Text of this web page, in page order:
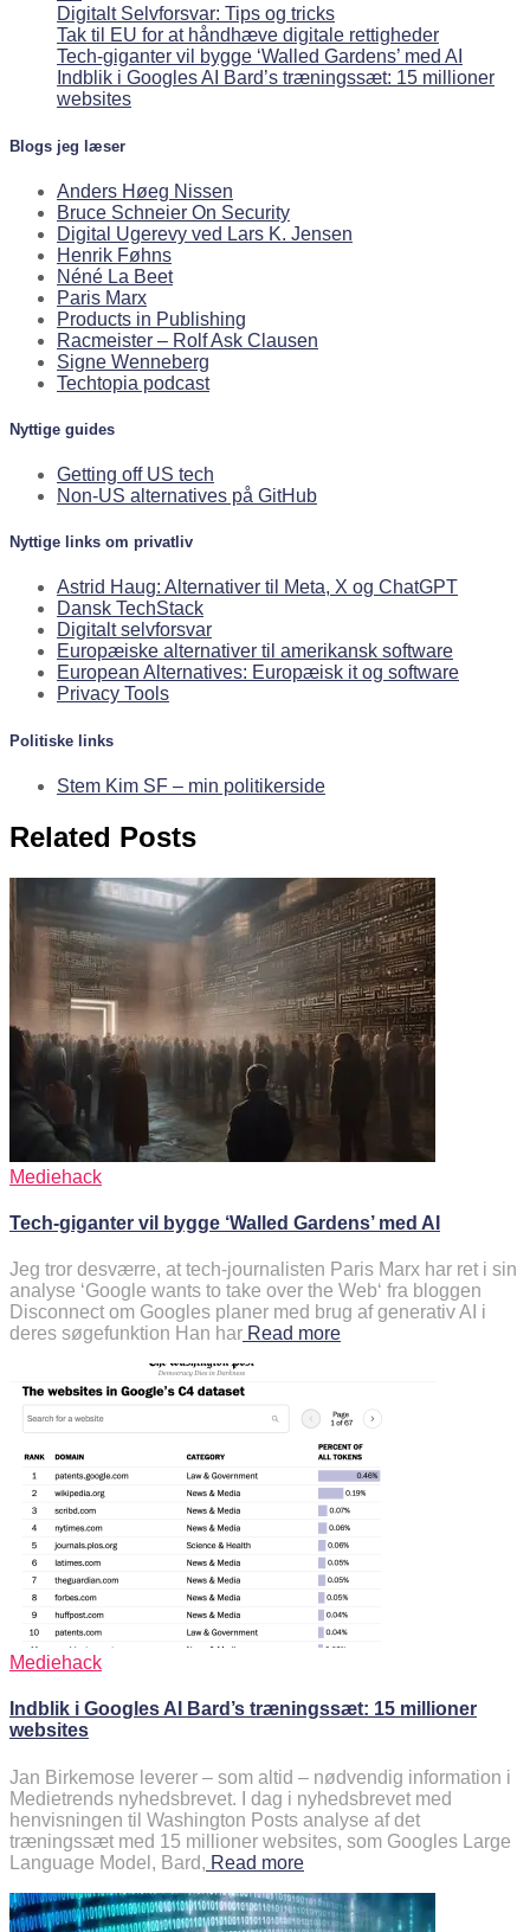
Digitalt Selvforsvar: Tips og tricks
Tak til EU for at håndhæve digitale rettigheder
Tech-giganter vil bygge ‘Walled Gardens’ med AI
Indblik i Googles AI Bard’s træningssæt: 15 millioner
websites
Blogs jeg læser
Anders Høeg Nissen
Bruce Schneier On Security
Digital Ugerevy ved Lars K. Jensen
Henrik Føhns
Néné La Beet
Paris Marx
Products in Publishing
Racmeister – Rolf Ask Clausen
Signe Wenneberg
Techtopia podcast
Nyttige guides
Getting off US tech
Non-US alternatives på GitHub
Nyttige links om privatliv
Astrid Haug: Alternativer til Meta, X og ChatGPT
Dansk TechStack
Digitalt selvforsvar
Europæiske alternativer til amerikansk software
European Alternatives: Europæisk it og software
Privacy Tools
Politiske links
Stem Kim SF – min politikerside
Related Posts
Mediehack
Tech-giganter vil bygge ‘Walled Gardens’ med AI
Jeg tror desværre, at tech-journalisten Paris Marx har ret i sin
analyse ‘Google wants to take over the Web‘ fra bloggen
Disconnect om Googles planer med brug af generativ AI i
deres søgefunktion Han har Read more
Mediehack
Indblik i Googles AI Bard’s træningssæt: 15 millioner
websites
Jan Birkemose leverer – som altid – nødvendig information i
Medietrends nyhedsbrevet. I dag i nyhedsbrevet med
henvisningen til Washington Posts analyse af det
træningssæt med 15 millioner websites, som Googles Large
Language Model, Bard, Read more